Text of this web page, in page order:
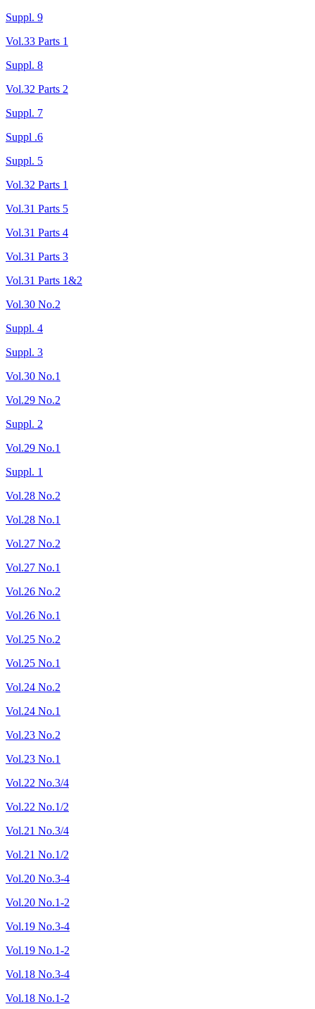
Suppl. 9
Vol.33 Parts 1
Suppl. 8
Vol.32 Parts 2
Suppl. 7
Suppl .6
Suppl. 5
Vol.32 Parts 1
Vol.31 Parts 5
Vol.31 Parts 4
Vol.31 Parts 3
Vol.31 Parts 1&2
Vol.30 No.2
Suppl. 4
Suppl. 3
Vol.30 No.1
Vol.29 No.2
Suppl. 2
Vol.29 No.1
Suppl. 1
Vol.28 No.2
Vol.28 No.1
Vol.27 No.2
Vol.27 No.1
Vol.26 No.2
Vol.26 No.1
Vol.25 No.2
Vol.25 No.1
Vol.24 No.2
Vol.24 No.1
Vol.23 No.2
Vol.23 No.1
Vol.22 No.3/4
Vol.22 No.1/2
Vol.21 No.3/4
Vol.21 No.1/2
Vol.20 No.3-4
Vol.20 No.1-2
Vol.19 No.3-4
Vol.19 No.1-2
Vol.18 No.3-4
Vol.18 No.1-2